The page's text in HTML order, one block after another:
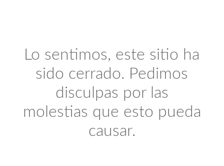
Lo sentimos, este sitio ha
sido cerrado. Pedimos
disculpas por las
molestias que esto pueda
causar.